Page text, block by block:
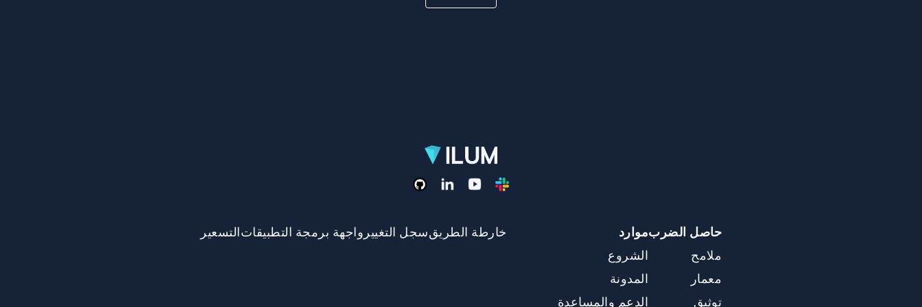
حاصل الضرب
ملامح
معمار
توثيق
موارد
الشروع
المدونة
الدعم والمساعدة
خارطة الطريقسجل التغيير واجهة برمجة التطبيقاتالتسعير